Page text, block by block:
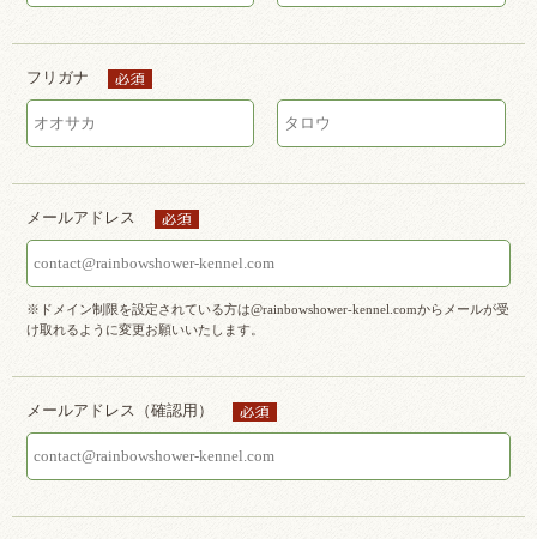
フリガナ
メールアドレス
※ドメイン制限を設定されている方は@rainbowshower-kennel.comからメールが受
け取れるように変更お願いいたします。
メールアドレス（確認用）